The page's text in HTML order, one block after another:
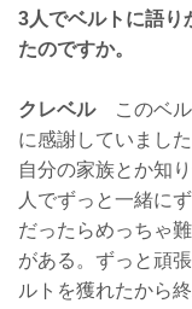
3人でベルトに語り
たのですか。
クレベルこのベル
に感謝していまし
自分の家族とか知
人でずっと一緒に
だったらめっちゃ
がある。ずっと頑
ルトを獲れたから